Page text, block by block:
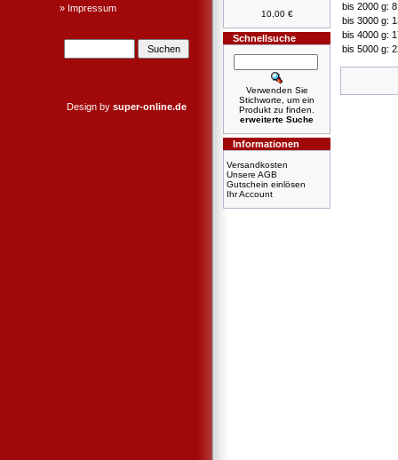
» Impressum
Design by super-online.de
10,00 €
Schnellsuche
Verwenden Sie
Stichworte, um ein
Produkt zu finden.
erweiterte Suche
Informationen
Versandkosten
Unsere AGB
Gutschein einlösen
Ihr Account
bis 2000 g:
bis 3000 g:
bis 4000 g:
bis 5000 g: